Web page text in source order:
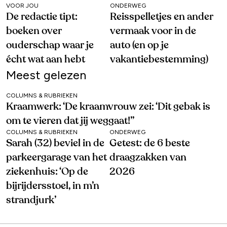
VOOR JOU
De redactie tipt:
boeken over
ouderschap waar je
écht wat aan hebt
ONDERWEG
Reisspelletjes en ander
vermaak voor in de
auto (en op je
vakantiebestemming)
Meest gelezen
COLUMNS & RUBRIEKEN
Kraamwerk: ‘De kraamvrouw zei: ‘Dit gebak is
om te vieren dat jij weggaat!’’
COLUMNS & RUBRIEKEN
Sarah (32) beviel in de
parkeergarage van het
ziekenhuis: ‘Op de
bijrijdersstoel, in m’n
strandjurk’
ONDERWEG
Getest: de 6 beste
draagzakken van
2026